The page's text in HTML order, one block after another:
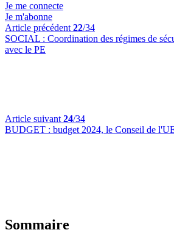
Je me connecte
Je m'abonne
Article précédent 22/34
SOCIAL : Coordination des régimes de
avec le PE
Article suivant 24/34
BUDGET : budget 2024, le Conseil de
Sommaire